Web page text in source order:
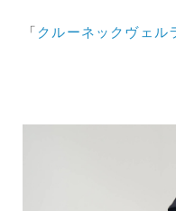
「 クルーネックヴェル